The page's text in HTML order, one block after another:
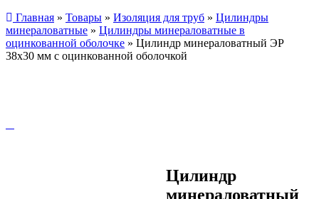
Главная » Товары » Изоляция для труб » Цилиндры
минераловатные » Цилиндры минераловатные в
оцинкованной оболочке » Цилиндр минераловатный ЭР
38х30 мм с оцинкованной оболочкой
Цилиндр
минераловатный